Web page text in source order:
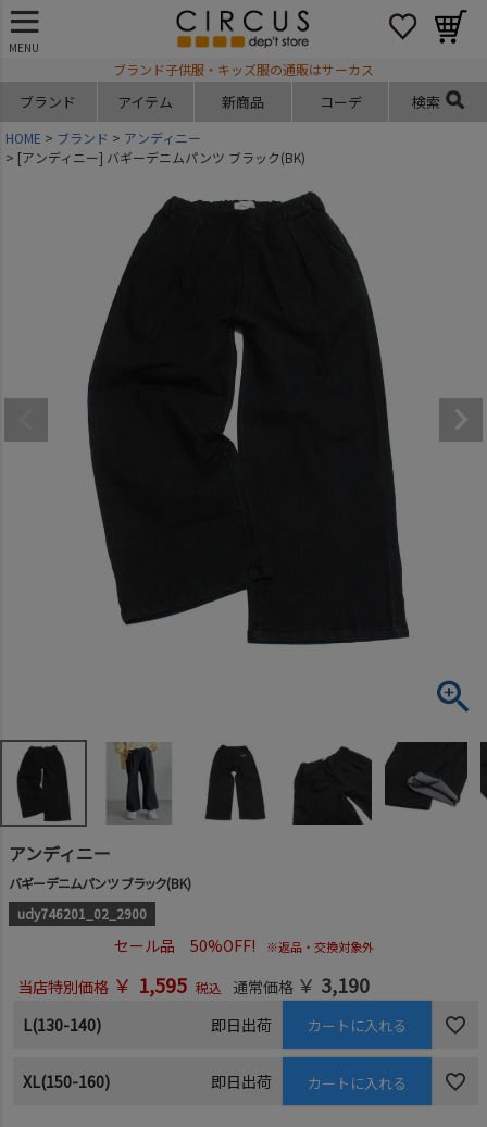
MENU
ブランド子供服・キッズ服の通販はサーカス
ブランド アイテム 新商品 コーデ 検索
HOME ブランド
アンディニー
[アンディニー] バギーデニムパンツ ブラック(BK)
アンディニー
バギーデニムパンツ ブラック(BK)
udy746201_02_2900
セール品 50%OFF! ※返品・交換対象外
当店特別価格 ￥ 1,595 税込 通常価格 ￥ 3,190
L(130-140) 即日出荷 カートに入れる
XL(150-160) 即日出荷 カートに入れる